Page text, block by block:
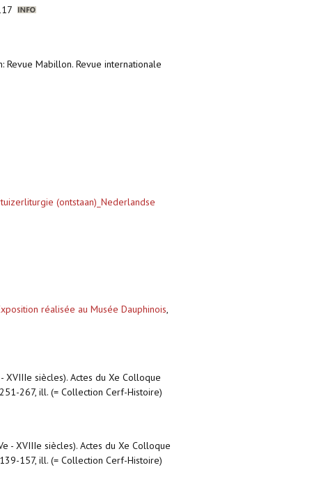
Revue Mabillon. Revue internationale
(ontstaan)_Nederlandse
réalisée au Musée Dauphinois,
XVIIIe siècles). Actes du Xe Colloque
267, ill. (= Collection Cerf-Histoire)
- XVIIIe siècles). Actes du Xe Colloque
157, ill. (= Collection Cerf-Histoire)